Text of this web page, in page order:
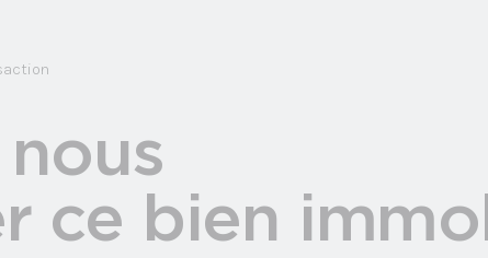
ce bien